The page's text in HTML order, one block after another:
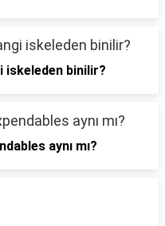
iskeleden binilir?
aynı mı?